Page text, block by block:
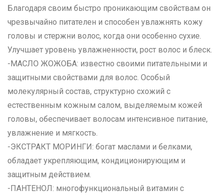
Благодаря своим быстро проникающим свойствам он
чрезвычайно питателен и способен увлажнять кожу
головы и стержни волос, когда они особенно сухие.
Улучшает уровень увлажненности, рост волос и блеск.
-МАСЛО ЖОЖОБА: известно своими питательными и
защитными свойствами для волос. Особый
молекулярный состав, структурно схожий с
естественным кожным салом, выделяемым кожей
головы, обеспечивает волосам интенсивное питание,
увлажнение и мягкость.
-ЭКСТРАКТ МОРИНГИ: богат маслами и белками,
обладает укрепляющим, кондиционирующим и
защитным действием.
-ПАНТЕНОЛ: многофункциональный витамин с